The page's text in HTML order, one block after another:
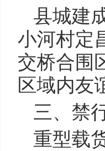
县城建
小河村定
交桥合围
区域内友
三、禁
重型载